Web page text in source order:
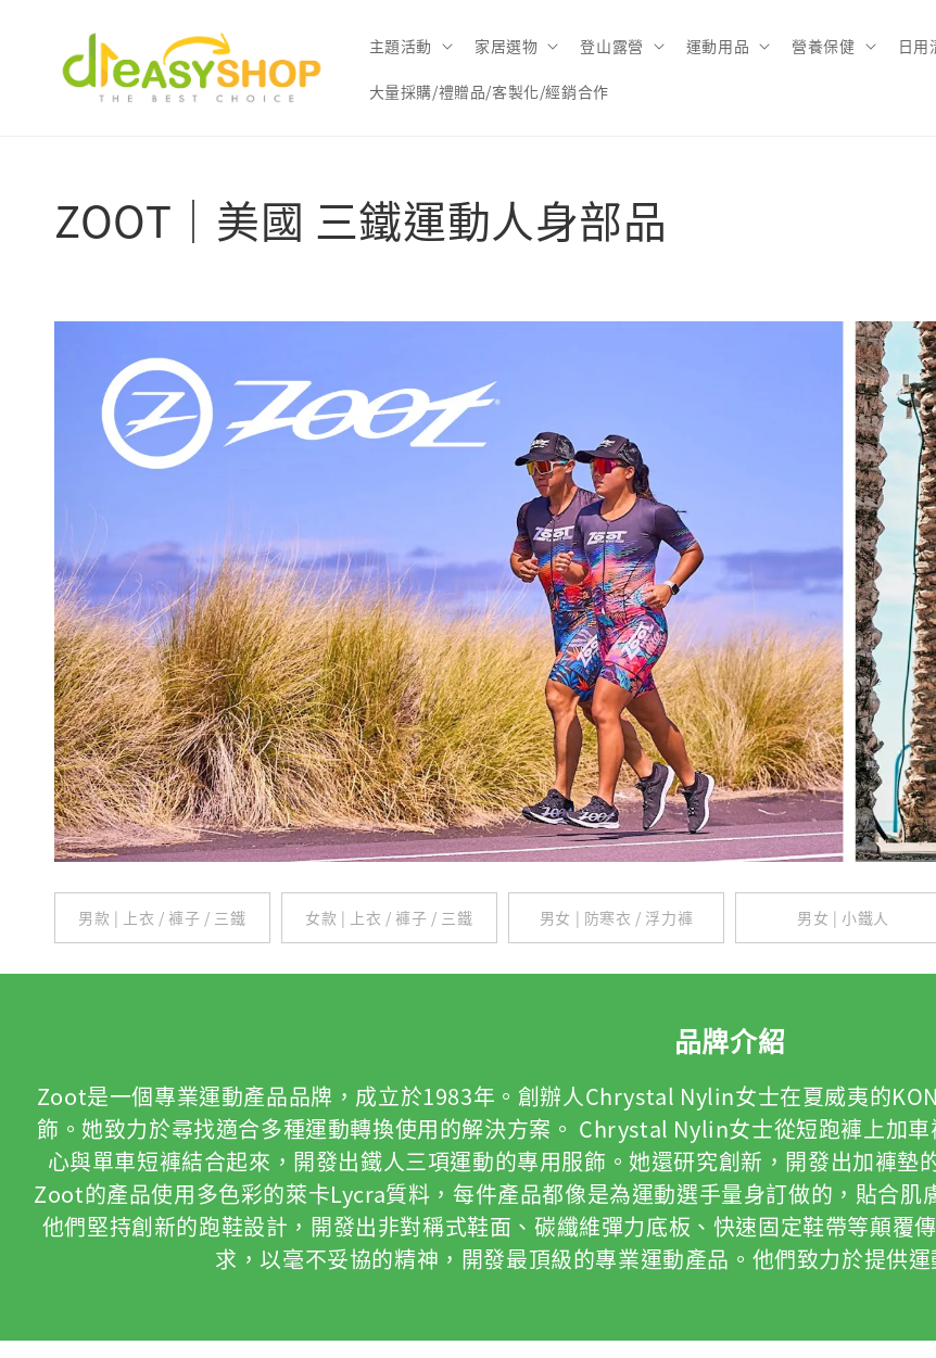
主題活動 家居選物 登山露營 運動用品 營養保健 日用
大量採購/禮贈品/客製化/經銷合作
ZOOT｜美國 三鐵運動人身部品
男款 | 上衣 / 褲子 / 三鐵 女款 | 上衣 / 褲子 / 三鐵 男女 | 防寒衣 / 浮力褲 男女 | 小鐵人
品牌介紹
Zoot是一個專業運動產品品牌，成立於1983年。創辦人Chrystal Nylin女士在夏威夷的
飾。她致力於尋找適合多種運動轉換使用的解決方案。 Chrystal Nylin女士從短跑褲上加
心與單車短褲結合起來，開發出鐵人三項運動的專用服飾。她還研究創新，開發出加褲墊
Zoot的產品使用多色彩的萊卡Lycra質料，每件產品都像是為運動選手量身訂做的，貼合肌
他們堅持創新的跑鞋設計，開發出非對稱式鞋面、碳纖維彈力底板、快速固定鞋帶等顛覆
求，以毫不妥協的精神，開發最頂級的專業運動產品。他們致力於提供